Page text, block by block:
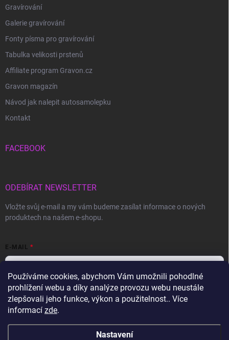
Používáme cookies, abychom Vám umožnili pohodlné
prohlížení webu a díky analýze provozu webu neustále
zlepšovali jeho funkce, výkon a použitelnost.. Více
informací zde.
Nastavení
Gravírování
Galerie gravírování
Fonty písma pro gravírování
Tabulka velikosti prstenů
Affiliate program Gravon.cz
Gravon magazín
Návod jak nalepit autosamolepku
Kontakt
FACEBOOK
ODEBÍRAT NEWSLETTER
Vložte svůj e-mail a my vám budeme zasílat informace o nových
produktech na našem e-shopu.
E-MAIL
Vložením e-mailu souhlasíte spodmínkami ochrany osobních údajů
Přihlásit se